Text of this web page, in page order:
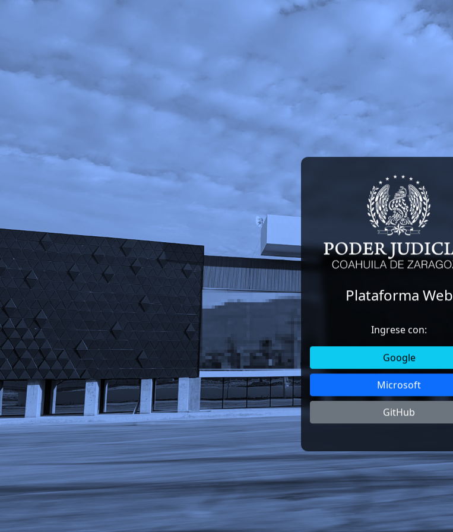
Plataforma Web
Ingrese con:
Google
Microsoft
GitHub